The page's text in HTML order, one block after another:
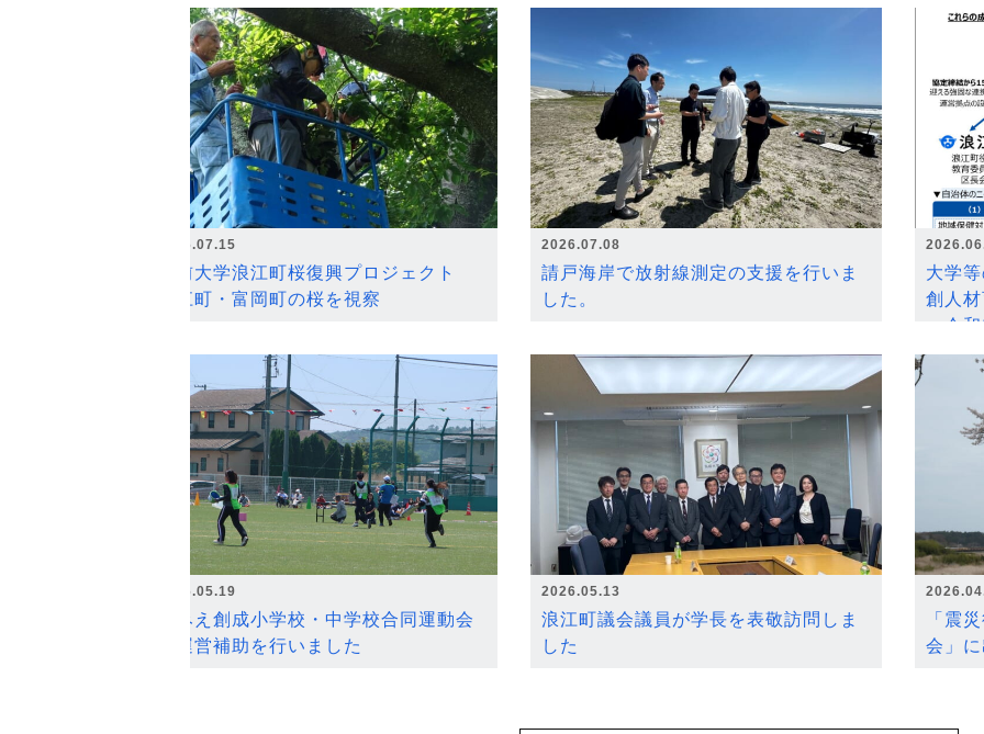
2026.07.15
弘前大学浪江町桜復興プロジェクト
浪江町・富岡町の桜を視察
2026.07.08
請戸海岸で放射線測定の支援を行いま
した。
大学
創人
～令
2026.05.19
なみえ創成小学校・中学校合同運動会
の運営補助を行いました
2026.05.13
浪江町議会議員が学長を表敬訪問しま
した
「震
会」